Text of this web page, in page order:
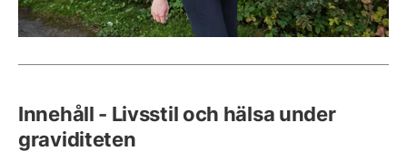
Innehåll - Livsstil och hälsa under
graviditeten